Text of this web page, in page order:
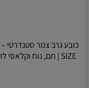
SIZE | חם, נוח וקלאסי לחורף